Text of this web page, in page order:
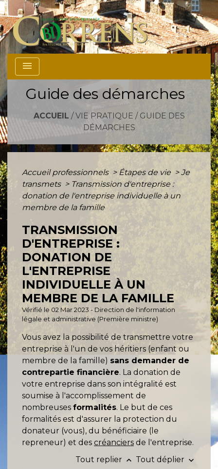
menu
Guide des démarches
ACCUEIL / VIE PRATIQUE / GUIDE DES
DÉMARCHES
Accueil professionnels > Étapes de vie > Je
transmets > Transmission d'entreprise :
donation de l'entreprise individuelle à un
membre de la famille
TRANSMISSION
D'ENTREPRISE :
DONATION DE
L'ENTREPRISE
INDIVIDUELLE À UN
MEMBRE DE LA FAMILLE
Vérifié le 02 Mar 2023 - Direction de l'information
légale et administrative (Première ministre)
Vous avez la possibilité de transmettre votre
entreprise à l'un de vos héritiers (enfant ou
membre de la famille) sans demander de
contrepartie financière. La donation de
votre entreprise dans son intégralité est
soumise à l'accomplissement de
nombreuses formalités. Le but de ces
formalités est d'assurer la protection du
donateur (vous), du bénéficiaire (le
repreneur) et des créanciers de l'entreprise.
Tout replier keyboard_arrow_up Tout déplier keyboard_arrow_down